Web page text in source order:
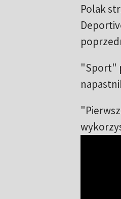
Polak
"Sport"